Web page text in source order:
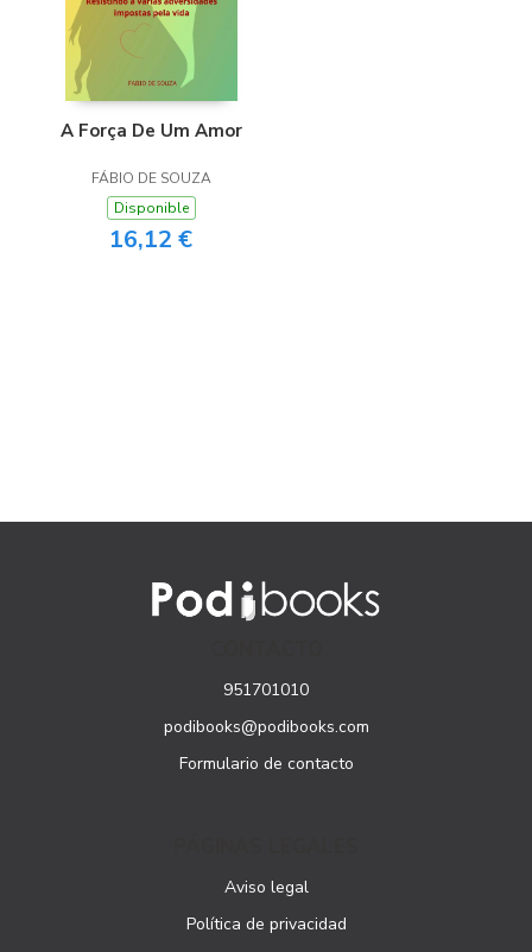
A Força De Um Amor
FÁBIO DE SOUZA
Disponible
16,12 €
951701010
podibooks@podibooks.com
Formulario de contacto
Aviso legal
Política de privacidad